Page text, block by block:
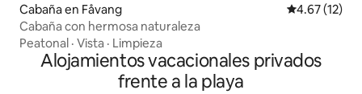
Cabaña en Fåvang Calificación
4.67 (12)
Cabaña con hermosa naturaleza
Peatonal · Vista · Limpieza
Alojamientos vacacionales privados
frente a la playa